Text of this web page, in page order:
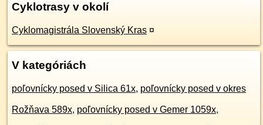
Cyklotrasy v okolí
Cyklomagistrála Slovenský Kras ¤
V kategóriách
poľovnícky posed v Silica 61x, poľovnícky posed v okres
Rožňava 589x, poľovnícky posed v Gemer 1059x,